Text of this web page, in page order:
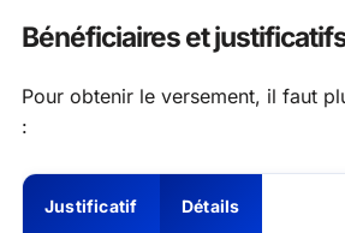
Bénéficiaires et
Pour obtenir le versement, il faut
:
Justificatif Détails